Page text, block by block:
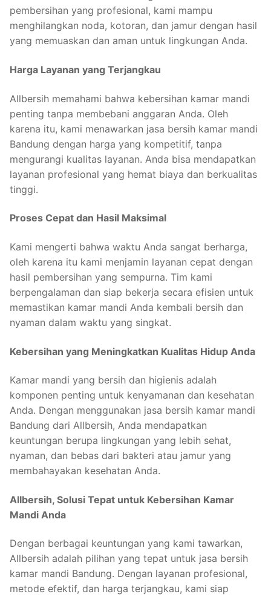
pembersihan yang profesional, kami mampu
menghilangkan noda, kotoran, dan jamur dengan hasil
yang memuaskan dan aman untuk lingkungan Anda.
Harga Layanan yang Terjangkau
Allbersih memahami bahwa kebersihan kamar mandi
penting tanpa membebani anggaran Anda. Oleh
karena itu, kami menawarkan jasa bersih kamar mandi
Bandung dengan harga yang kompetitif, tanpa
mengurangi kualitas layanan. Anda bisa mendapatkan
layanan profesional yang hemat biaya dan berkualitas
tinggi.
Proses Cepat dan Hasil Maksimal
Kami mengerti bahwa waktu Anda sangat berharga,
oleh karena itu kami menjamin layanan cepat dengan
hasil pembersihan yang sempurna. Tim kami
berpengalaman dan siap bekerja secara efisien untuk
memastikan kamar mandi Anda kembali bersih dan
nyaman dalam waktu yang singkat.
Kebersihan yang Meningkatkan Kualitas Hidup Anda
Kamar mandi yang bersih dan higienis adalah
komponen penting untuk kenyamanan dan kesehatan
Anda. Dengan menggunakan jasa bersih kamar mandi
Bandung dari Allbersih, Anda mendapatkan
keuntungan berupa lingkungan yang lebih sehat,
nyaman, dan bebas dari bakteri atau jamur yang
membahayakan kesehatan Anda.
Allbersih, Solusi Tepat untuk Kebersihan Kamar
Mandi Anda
Dengan berbagai keuntungan yang kami tawarkan,
Allbersih adalah pilihan yang tepat untuk jasa bersih
kamar mandi Bandung. Dengan layanan profesional,
metode efektif, dan harga terjangkau, kami siap